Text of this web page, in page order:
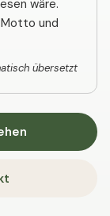
wäre.
Motto und
übersetzt